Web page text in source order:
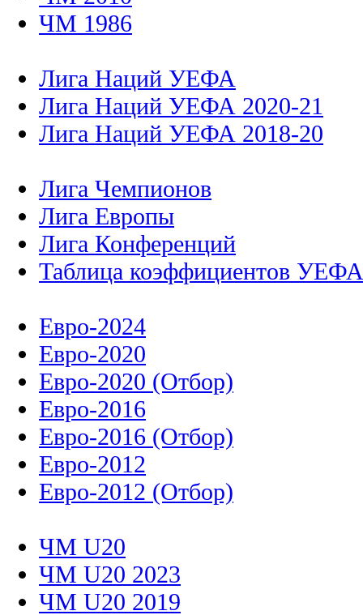
ЧМ 1986
Лига Наций УЕФА
Лига Наций УЕФА 2020-21
Лига Наций УЕФА 2018-20
Лига Чемпионов
Лига Европы
Лига Конференций
Таблица коэффициентов УЕФА
Евро-2024
Евро-2020
Евро-2020 (Отбор)
Евро-2016
Евро-2016 (Отбор)
Евро-2012
Евро-2012 (Отбор)
ЧМ U20
ЧМ U20 2023
ЧМ U20 2019